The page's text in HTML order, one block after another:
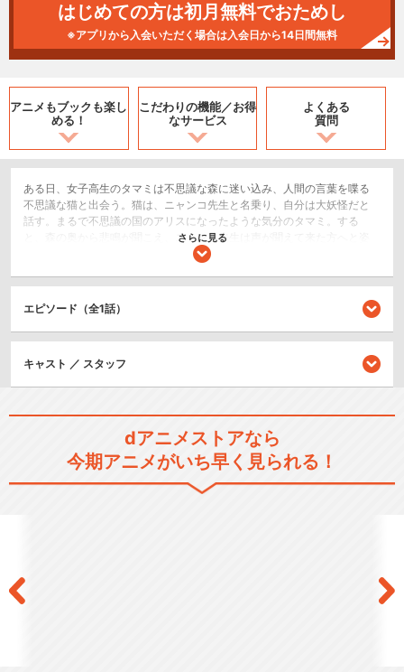
はじめての方は初月無料でおためし
※アプリから入会いただく場合は入会日から14日間無料
アニメもブックも楽し
める！
こだわりの機能／お得
なサービス
よくある
質問
ある日、女子高生のタマミは不思議な森に迷い込み、人間の言葉を喋る
不思議な猫と出会う。猫は、ニャンコ先生と名乗り、自分は大妖怪だと
話す。まるで不思議の国のアリスになったような気分のタマミ。する
と、森の奥から悲鳴が聞こえ、ニャンコ先生は声が聞えて来た方へと姿
を消す。心細くなったタマミは、ニャンコ先生を追いかけて森の奥へと
ドラマ/青春
シリーズ／関連のアニメ作品
夏目友人帳
さらに見る
エピソード（全1話）
キャスト ／ スタッフ
dアニメストアなら
今期アニメがいち早く見られる！